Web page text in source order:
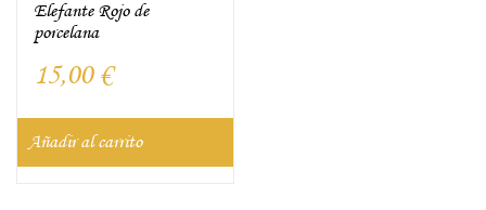
Elefante Rojo de
porcelana
15,00 €
Añadir al carrito